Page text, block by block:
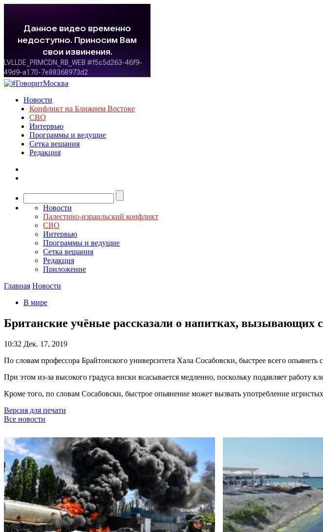
Новости
Конфликт на Ближнем Востоке
СВО
Интервью
Программы и ведущие
Сетка вещания
Редакция
Новости
Палестино-израильский конфликт
СВО
Интервью
Программы и ведущие
Сетка вещания
Редакция
Приложение
Главная Новости
В мире
Британские учёные рассказали о напитках, вызывающих
10:32 Дек. 17, 2019
По словам профессора Брайтонского университета Хала Сосабовски, быстрее всего
При этом из-за высокого градуса виски всасывается медленно, поскольку подавляет работу
Кроме того, по словам Сосабовски, быстрое опьянение может вызвать употребление
Версия для печати
Все новости